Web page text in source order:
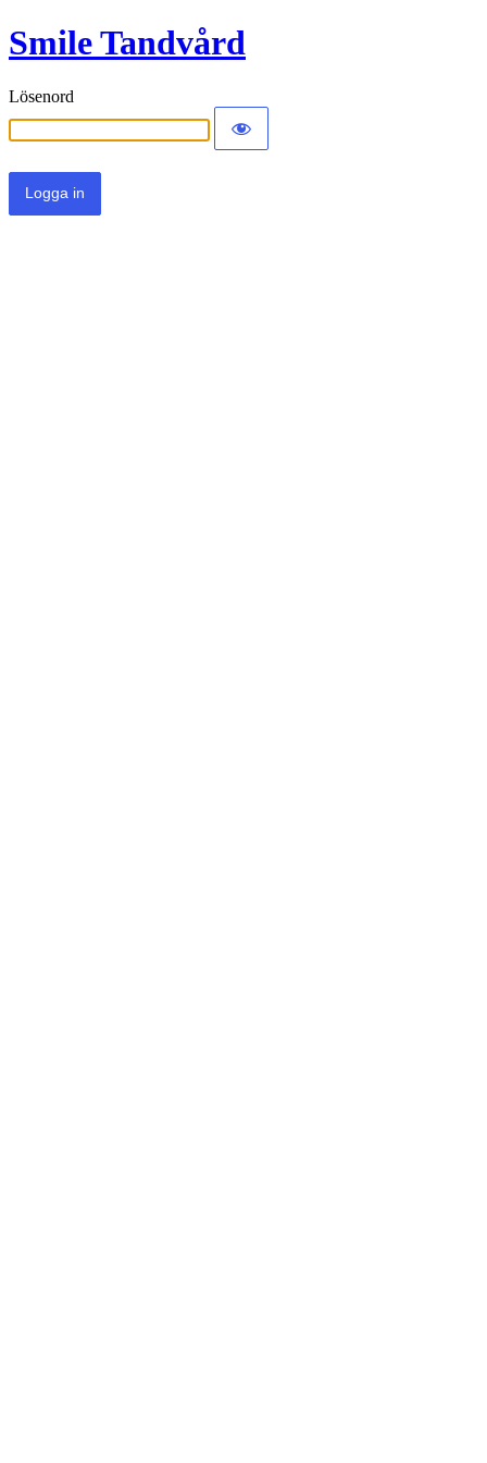
Smile Tandvård
Lösenord